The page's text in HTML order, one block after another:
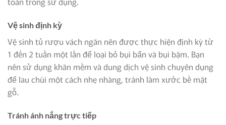
Vệ sinh định kỳ
Vệ sinh tủ rượu vách ngăn nên được thực hiện định kỳ từ
1 đến 2 tuần một lần để loại bỏ bụi bẩn và bụi bặm. Bạn
nên sử dụng khăn mềm và dung dịch vệ sinh chuyên dụng
để lau chùi một cách nhẹ nhàng, tránh làm xước bề mặt
gỗ.
Tránh ánh nắng trực tiếp